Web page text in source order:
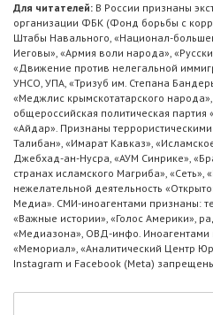
Для читателей: В России признаны
организации ФБК (Фонд борьбы с
Штабы Навального, «Национал-
Иеговы», «Армия воли народа»,
«Движение против нелегальной
УНСО, УПА, «Тризуб им. Степана
«Меджлис крымскотатарского
общероссийская политическая партия
«Айдар». Признаны
Талибан», «Имарат Кавказ»,
Джебхад-ан-Нусра, «АУМ Синрике»,
странах исламского Магриба»,
нежелательной деятельность
Медиа». СМИ-иноагентами признаны:
«Важные истории», «Голос Америки»,
«Медиазона», ОВД-инфо. Иноагентами
«Мемориал», «Аналитический Центр
Instagram и Facebook (Metа)